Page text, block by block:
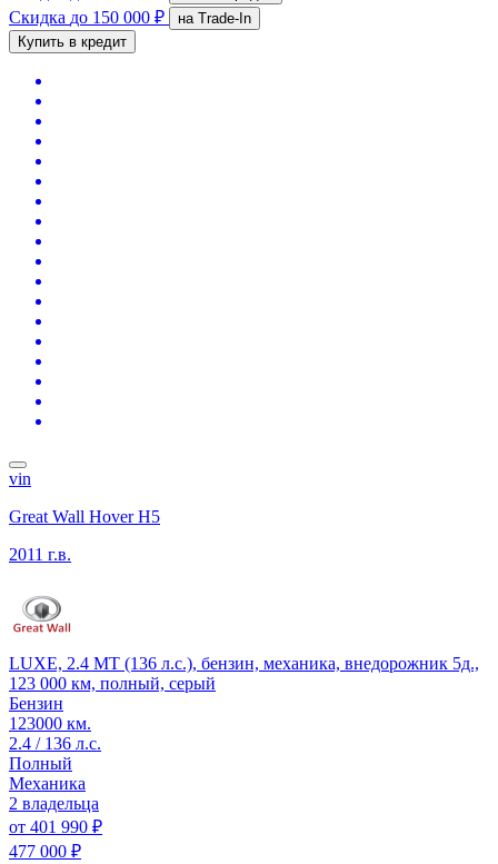
Скидка до 150 000 ₽
на Trade-In
Купить в кредит
vin
Great Wall Hover H5
2011 г.в.
LUXE, 2.4 MT (136 л.с.), бензин, механика, внедорожник 5д.,
123 000 км, полный, серый
Бензин
123000 км.
2.4 / 136 л.с.
Полный
Механика
2 владельца
от 401 990 ₽
477 000 ₽